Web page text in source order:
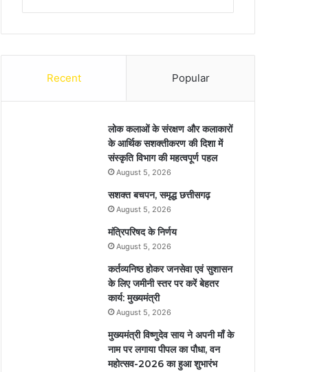
Recent Popular
लोक कलाओं के संरक्षण और कलाकारों
के आर्थिक सशक्तीकरण की दिशा में
संस्कृति विभाग की महत्वपूर्ण पहल
August 5, 2026
सशक्त बचपन, समृद्ध छत्तीसगढ़
August 5, 2026
मंत्रिपरिषद के निर्णय
August 5, 2026
कर्तव्यनिष्ठ होकर जनसेवा एवं सुशासन
के लिए जमीनी स्तर पर करें बेहतर
कार्य: मुख्यमंत्री
August 5, 2026
मुख्यमंत्री विष्णुदेव साय ने अपनी माँ के
नाम पर लगाया पीपल का पौधा, वन
महोत्सव-2026 का हुआ शुभारंभ